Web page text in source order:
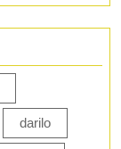
darilo